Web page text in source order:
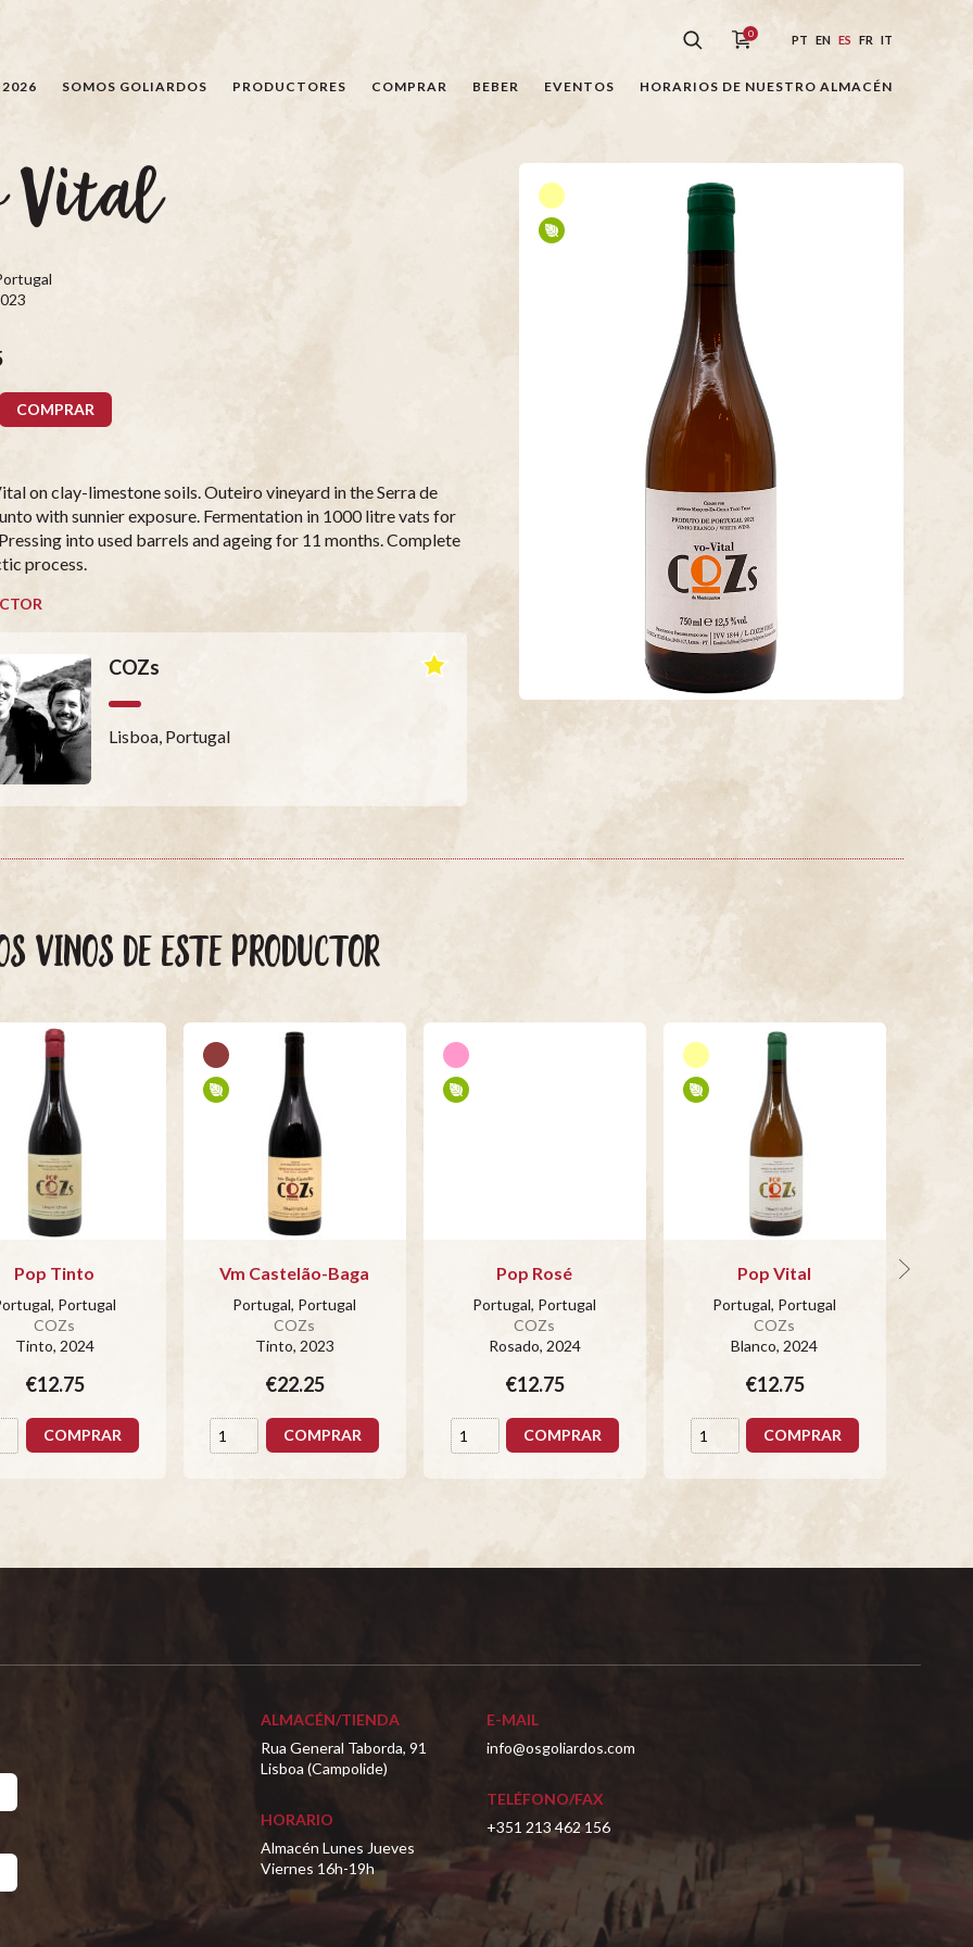
0 PT EN ES FR IT
SOMOS GOLIARDOS PRODUCTORES COMPRAR BEBER EVENTOS HORARIOS DE NUESTRO ALMACÉN
Vital
COMPRAR
on clay-limestone soils. Outeiro vineyard in the Serra de
with sunnier exposure. Fermentation in 1000 litre vats for
into used barrels and ageing for 11 months. Complete
process.
COZs
Lisboa, Portugal
VINOS DE ESTE PRODUCTOR
Pop Tinto
Portugal
COZs
Tinto, 2024
€12.75
COMPRAR
Vm Castelão-Baga
Portugal, Portugal
COZs
Tinto, 2023
€22.25
COMPRAR
Pop Rosé
Portugal, Portugal
COZs
Rosado, 2024
€12.75
COMPRAR
Pop Vital
Portugal, Portugal
COZs
Blanco, 2024
€12.75
COMPRAR
ALMACÉN/TIENDA
Rua General Taborda, 91
Lisboa (Campolide)
HORARIO
Almacén Lunes Jueves
Viernes 16h-19h
E-MAIL
info@osgoliardos.com
TELÉFONO/FAX
+351 213 462 156